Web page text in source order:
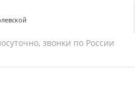
звонки по России